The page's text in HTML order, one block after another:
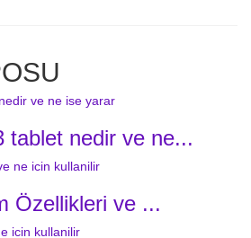
tablet nedir ve ne...
Özellikleri ve ...